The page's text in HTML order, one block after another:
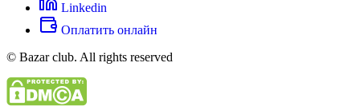
Linkedin
Оплатить онлайн
© Bazar club. All rights reserved